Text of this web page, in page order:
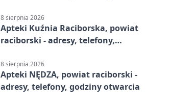
8 sierpnia 2026
Apteki Kuźnia Raciborska, powiat
raciborski - adresy, telefony,
8 sierpnia 2026
Apteki NĘDZA, powiat raciborski -
adresy, telefony, godziny otwarcia